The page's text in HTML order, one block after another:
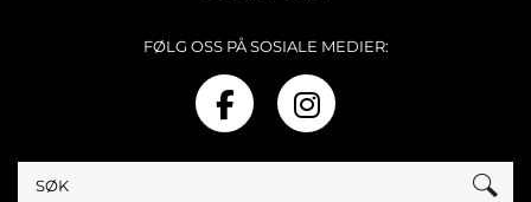
FØLG OSS PÅ SOSIALE MEDIER: